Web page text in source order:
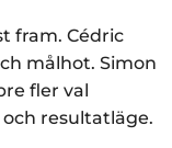
fram. Cédric
målhot. Simon
fler val
resultatläge.